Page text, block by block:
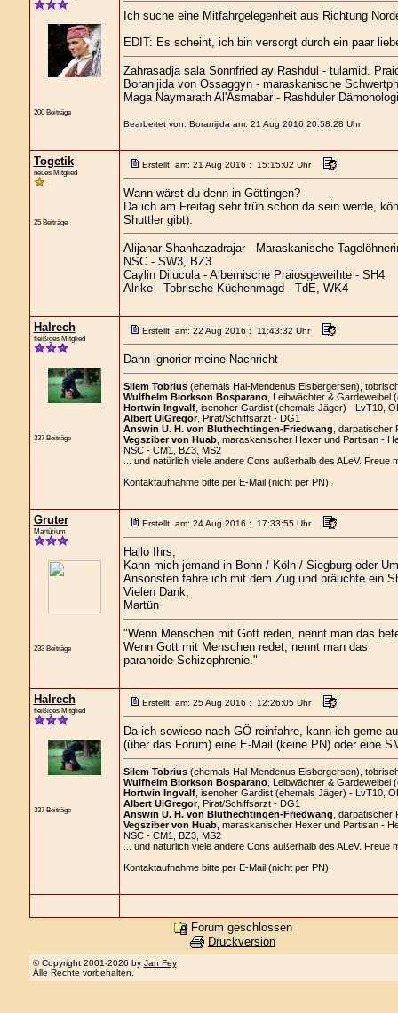
200 Beiträge
Ich suche eine Mitfahrgelegenheit aus Richtung
EDIT: Es scheint, ich bin versorgt durch ein paar
Zahrasadja sala Sonnfried ay Rashdul - tulamid.
Boranijida von Ossaggyn - maraskanische
Maga Naymarath Al'Asmabar - Rashduler
Bearbeitet von: Boranijida am: 21 Aug 2016 20:58:28 Uhr
Togetik
neues Mitglied
25 Beiträge
Erstellt am: 21 Aug 2016 : 15:15:02 Uhr
Wann wärst du denn in Göttingen?
Da ich am Freitag sehr früh schon da sein werde,
Shuttler gibt).
Alijanar Shanhazadrajar - Maraskanische
NSC - SW3, BZ3
Caylin Dilucula - Albernische Praiosgeweihte - SH4
Alrike - Tobrische Küchenmagd - TdE, WK4
Halrech
fleißiges Mitglied
337 Beiträge
Erstellt am: 22 Aug 2016 : 11:43:32 Uhr
Dann ignorier meine Nachricht
Silem Tobrius(ehemals Hal-Mendenus Eisbergersen),
Wulfhelm Biorkson Bosparano, Leibwächter & Gardeweibel
Hortwin Ingvalf, isenoher Gardist (ehemals Jäger) - LvT10,
Albert UiGregor, Pirat/Schiffsarzt - DG1
Answin U. H. von Bluthechtingen-Friedwang , darpatischer
Vegsziber von Huab, maraskanischer Hexer und Partisan -
NSC - CM1, BZ3, MS2
... und natürlich viele andere Cons außerhalb des ALeV.
Kontaktaufnahme bitte per E-Mail (nicht per PN).
Gruter
Martürium
233 Beiträge
Erstellt am: 24 Aug 2016 : 17:33:55 Uhr
Hallo Ihrs,
Kann mich jemand in Bonn / Köln / Siegburg oder
Ansonsten fahre ich mit dem Zug und bräuchte ein
Vielen Dank,
Martün
"Wenn Menschen mit Gott reden, nennt man das
Wenn Gott mit Menschen redet, nennt man das
paranoide Schizophrenie."
Halrech
fleißiges Mitglied
337 Beiträge
Erstellt am: 25 Aug 2016 : 12:26:05 Uhr
Da ich sowieso nach GÖ reinfahre, kann ich gerne
(über das Forum) eine E-Mail (keine PN) oder eine
Silem Tobrius(ehemals Hal-Mendenus Eisbergersen),
Wulfhelm Biorkson Bosparano, Leibwächter & Gardeweibel
Hortwin Ingvalf, isenoher Gardist (ehemals Jäger) - LvT10,
Albert UiGregor, Pirat/Schiffsarzt - DG1
Answin U. H. von Bluthechtingen-Friedwang , darpatischer
Vegsziber von Huab, maraskanischer Hexer und Partisan -
NSC - CM1, BZ3, MS2
... und natürlich viele andere Cons außerhalb des ALeV.
Kontaktaufnahme bitte per E-Mail (nicht per PN).
Forum geschlossen
Druckversion
© Copyright 2001-2026 by Jan Fey
Alle Rechte vorbehalten.